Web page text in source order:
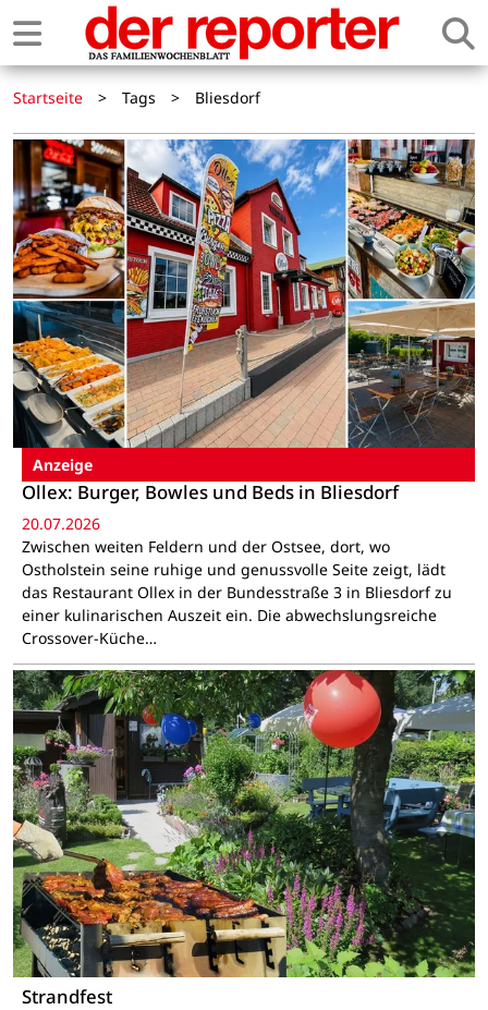
Startseite > Tags > Bliesdorf
Anzeige
Ollex: Burger, Bowles und Beds in Bliesdorf
20.07.2026
Zwischen weiten Feldern und der Ostsee, dort, wo
Ostholstein seine ruhige und genussvolle Seite zeigt, lädt
das Restaurant Ollex in der Bundesstraße 3 in Bliesdorf zu
einer kulinarischen Auszeit ein. Die abwechslungsreiche
Crossover-Küche…
Strandfest